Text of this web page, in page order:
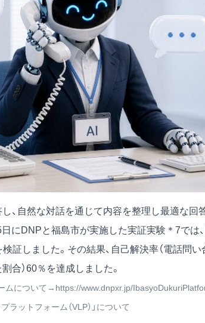
、自然な対話を通じて内容を整理し最適な回
にDNPと福島市が実施した実証実験＊7では
証しました。その結果、自己解決率（電話問
合）60％を達成しました。
ムについて→ https://www.dnpxr.jp/
ラットフォーム（VLP）」について